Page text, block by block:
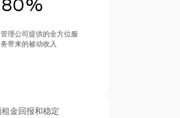
80%
金回报和稳定
管理公司提供的全方位服
务带来的被动收入